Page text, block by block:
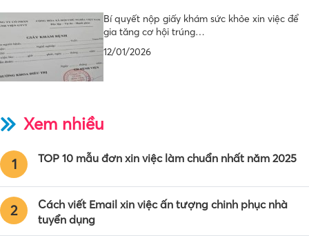
Bí quyết nộp giấy khám sức khỏe xin việc để
gia tăng cơ hội trúng…
12/01/2026
Xem nhiều
1 TOP 10 mẫu đơn xin việc làm chuẩn nhất năm 2025
2
Cách viết Email xin việc ấn tượng chinh phục nhà
tuyển dụng